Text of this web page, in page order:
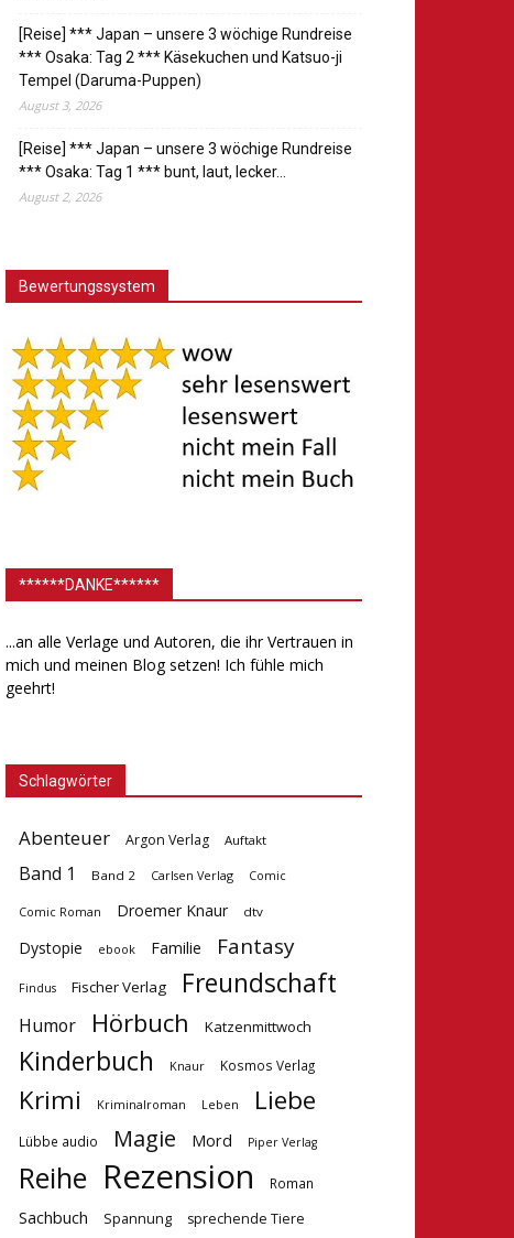
[Reise] *** Japan – unsere 3 wöchige Rundreise
*** Osaka: Tag 2 *** Käsekuchen und Katsuo-ji
Tempel (Daruma-Puppen)
August 3, 2026
[Reise] *** Japan – unsere 3 wöchige Rundreise
*** Osaka: Tag 1 *** bunt, laut, lecker…
August 2, 2026
Bewertungssystem
******DANKE******
...an alle Verlage und Autoren, die ihr Vertrauen in
mich und meinen Blog setzen! Ich fühle mich
geehrt!
Schlagwörter
Abenteuer Argon Verlag Auftakt
Band 1 Band 2 Carlsen Verlag Comic
Comic Roman Droemer Knaur dtv
Dystopie ebook Familie Fantasy
Findus Fischer Verlag Freundschaft
Humor Hörbuch Katzenmittwoch
Kinderbuch Knaur Kosmos Verlag
Krimi Kriminalroman Leben Liebe
Lübbe audio Magie Mord Piper Verlag
Reihe Rezension Roman
Sachbuch Spannung sprechende Tiere